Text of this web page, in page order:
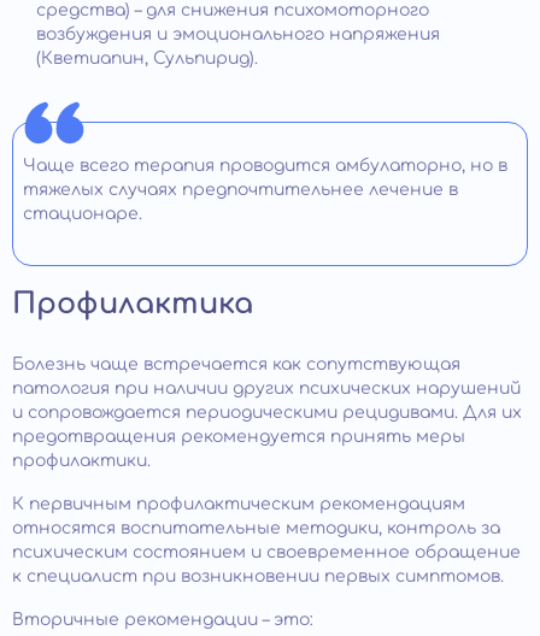
средства) – для снижения психомоторного
возбуждения и эмоционального напряжения
(Кветиапин, Сульпирид).
Чаще всего терапия проводится амбулаторно, но в
тяжелых случаях предпочтительнее лечение в
стационаре.
Профилактика
Болезнь чаще встречается как сопутствующая
патология при наличии других психических нарушений
и сопровождается периодическими рецидивами. Для их
предотвращения рекомендуется принять меры
профилактики.
К первичным профилактическим рекомендациям
относятся воспитательные методики, контроль за
психическим состоянием и своевременное обращение
к специалист при возникновении первых симптомов.
Вторичные рекомендации – это: